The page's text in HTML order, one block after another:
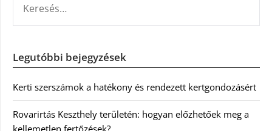
Legutóbbi bejegyzések
Kerti szerszámok a hatékony és rendezett kertgondozásért
Rovarirtás Keszthely területén: hogyan előzhetőek meg a